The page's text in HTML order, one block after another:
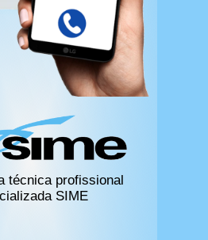
técnica profissional
SIME